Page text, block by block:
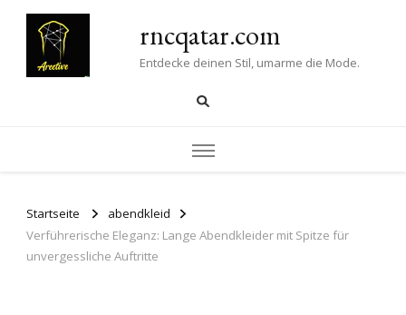
rncqatar.com
Entdecke deinen Stil, umarme die Mode.
Startseite
abendkleid
Verführerische Eleganz: Lange Abendkleider mit Spitze für
unvergessliche Auftritte